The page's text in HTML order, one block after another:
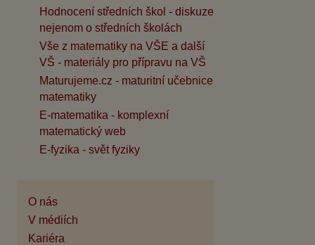
Hodnocení středních škol - diskuze
nejenom o středních školách
Vše z matematiky na VŠE a další
VŠ - materiály pro přípravu na VŠ
Maturujeme.cz - maturitní učebnice
matematiky
E-matematika - komplexní
matematický web
E-fyzika - svět fyziky
O nás
V médiích
Kariéra